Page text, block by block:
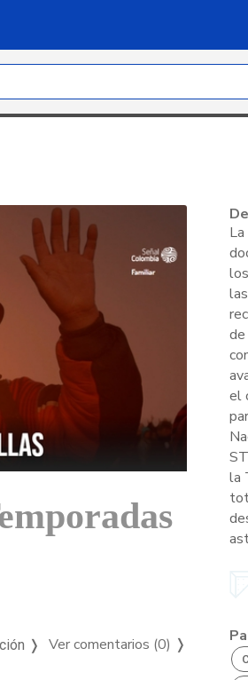
❭ Ver comentarios (0) ❭
el
la